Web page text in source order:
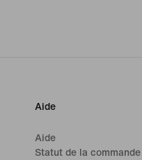
Aide
Aide
Statut de la commande